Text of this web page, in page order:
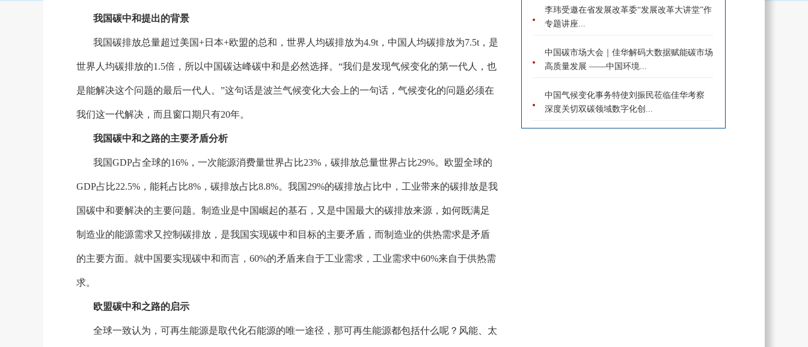
我国碳中和提出的背景
我国碳排放总量超过美国+日本+欧盟的总和，世界人均碳排放为4.9t，中国人均碳排放为7.5t，是
世界人均碳排放的1.5倍，所以中国碳达峰碳中和是必然选择。“我们是发现气候变化的第一代人，也
是能解决这个问题的最后一代人。”这句话是波兰气候变化大会上的一句话，气候变化的问题必须在
我们这一代解决，而且窗口期只有20年。
我国碳中和之路的主要矛盾分析
我国GDP占全球的16%，一次能源消费量世界占比23%，碳排放总量世界占比29%。欧盟全球的
GDP占比22.5%，能耗占比8%，碳排放占比8.8%。我国29%的碳排放占比中，工业带来的碳排放是我
国碳中和要解决的主要问题。制造业是中国崛起的基石，又是中国最大的碳排放来源，如何既满足
制造业的能源需求又控制碳排放，是我国实现碳中和目标的主要矛盾，而制造业的供热需求是矛盾
的主要方面。就中国要实现碳中和而言，60%的矛盾来自于工业需求，工业需求中60%来自于供热需
求。
欧盟碳中和之路的启示
全球一致认为，可再生能源是取代化石能源的唯一途径，那可再生能源都包括什么呢？风能、太
李玮受邀在省发展改革委“发展改革大讲堂”作
专题讲座...
中国碳市场大会｜佳华解码大数据赋能碳市场
高质量发展 ——中国环境...
中国气候变化事务特使刘振民莅临佳华考察
深度关切双碳领域数字化创...